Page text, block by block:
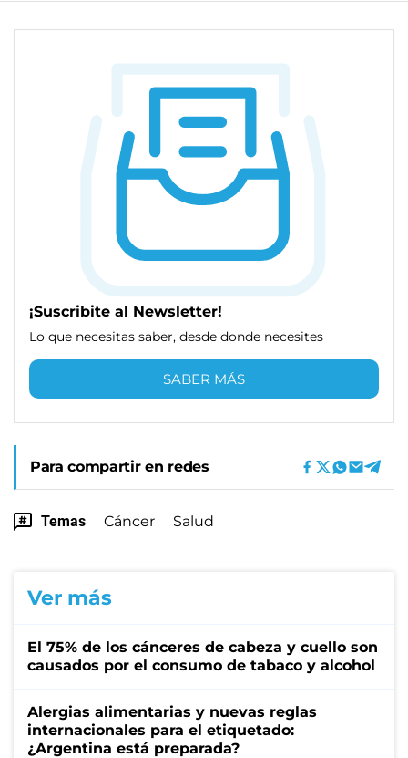
¡Suscribite al Newsletter!
Lo que necesitas saber, desde donde necesites
SABER MÁS
Para compartir en redes
Temas Cáncer Salud
Ver más
El 75% de los cánceres de cabeza y cuello son
causados por el consumo de tabaco y alcohol
Alergias alimentarias y nuevas reglas
internacionales para el etiquetado:
¿Argentina está preparada?